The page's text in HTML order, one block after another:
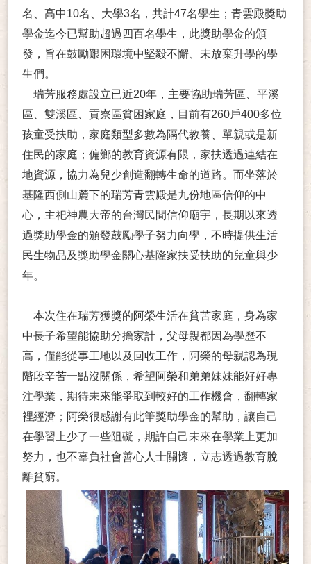
名、高中10名、大學3名，共計47名學生；青雲殿獎助
學金迄今已幫助超過四百名學生，此獎助學金的頒
發，旨在鼓勵艱困環境中堅毅不懈、未放棄升學的學
生們。
瑞芳服務處設立已近20年，主要協助瑞芳區、平溪
區、雙溪區、貢寮區貧困家庭，目前有260戶400多位
孩童受扶助，家庭類型多數為隔代教養、單親或是新
住民的家庭；偏鄉的教育資源有限，家扶透過連結在
地資源，協力為兒少創造翻轉生命的道路。而坐落於
基隆西側山麓下的瑞芳青雲殿是九份地區信仰的中
心，主祀神農大帝的台灣民間信仰廟宇，長期以來透
過獎助學金的頒發鼓勵學子努力向學，不時提供生活
民生物品及獎助學金關心基隆家扶受扶助的兒童與少
年。
本次住在瑞芳獲獎的阿榮生活在貧苦家庭，身為家
中長子希望能協助分擔家計，父母親都因為學歷不
高，僅能從事工地以及回收工作，阿榮的母親認為現
階段辛苦一點沒關係，希望阿榮和弟弟妹妹能好好專
注學業，期待未來能爭取到較好的工作機會，翻轉家
裡經濟；阿榮很感謝有此筆獎助學金的幫助，讓自己
在學習上少了一些阻礙，期許自己未來在學業上更加
努力，也不辜負社會善心人士關懷，立志透過教育脫
離貧窮。